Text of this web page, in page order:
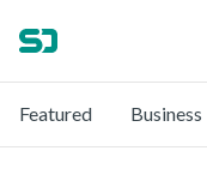
Featured Business